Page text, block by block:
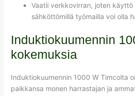
Vaatii verkkovirran, joten käyttö
sähköttömillä työmailla voi olla
Induktiokuumennin
kokemuksia
Induktiokuumennin 1000 W Timcolta
paikkansa monen harrastajan ja